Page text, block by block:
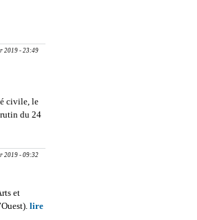
2019 - 23:49
civile, le
du 24
2019 - 09:32
et
lire